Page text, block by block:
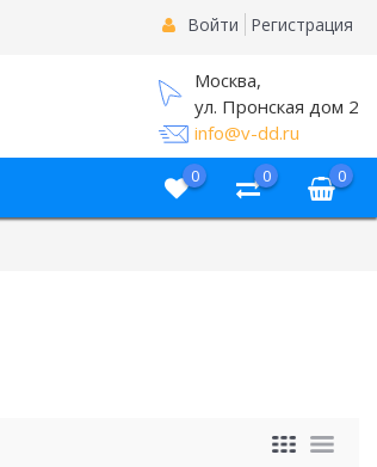
Войти Регистрация
Москва,
ул. Пронская дом 2
info@v-dd.ru
0 0 0